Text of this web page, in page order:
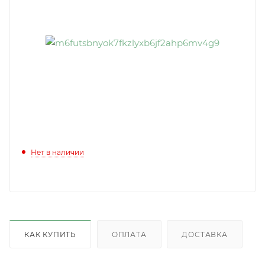
Нет в наличии
КАК КУПИТЬ ОПЛАТА ДОСТАВКА